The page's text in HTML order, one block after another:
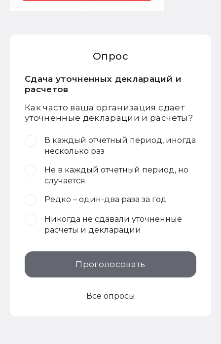
Опрос
Сдача уточненных деклараций и
расчетов
Как часто ваша организация сдает
уточненные декларации и расчеты?
В каждый отчетный период, иногда
несколько раз
Не в каждый отчетный период, но
случается
Редко – один-два раза за год
Никогда не сдавали уточненные
расчеты и декларации
Проголосовать
Все опросы